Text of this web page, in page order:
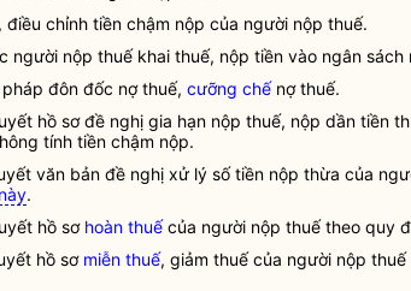
điều chỉnh tiền chậm nộp của người nộp thuế.
người nộp thuếkhai thuế, nộp tiền vào ngân sách
đôn đốc nợ thuế, cưỡng chếnợ thuế.
hồ sơ đề nghị gia hạn nộp thuế, nộp dần tiền
tính tiền chậm nộp.
văn bản đề nghị xử lý số tiền nộp thừa của
.
hồ sơ hoàn thuếcủa người nộp thuế theo quy
hồ sơ miễn thuế, giảm thuế của người nộp